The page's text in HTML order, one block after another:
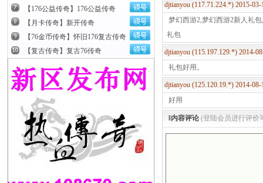
【176公益传奇】176公益传奇
【月卡传奇】新开传奇
【76金币传奇】怀旧176复古传奇
【复古传奇】复古76传奇
djtianyou (117.71.224.*) 2015-
梦幻西游2,梦幻西游2新人礼
礼包
djtianyou (115.197.129.*) 2014-
礼包好用。
djtianyou (125.120.19.*) 2014-
好用
‖内容评论 (登陆会员进行评价